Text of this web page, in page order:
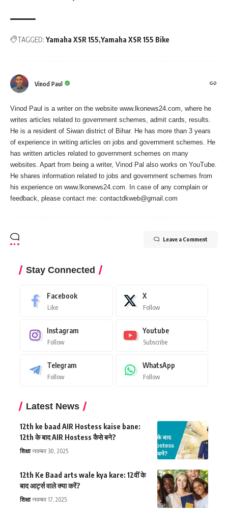
TAGGED: Yamaha XSR 155 Yamaha XSR 155 Bike
Vinod Paul
Vinod Paul is a writer on the website www.lkonews24.com, where he
writes articles related to government schemes, admit cards, results.
He is a resident of Siwan district of Bihar. He has more than 3 years
of experience in writing articles on jobs and government schemes. He
has written articles related to government schemes on many
websites. Apart from being a writer, Vinod Pal also works on YouTube.
He shares information related to jobs and government schemes from
his experience on www.lkonews24.com. In case of any complain or
feedback, please contact me: contactdkweb@gmail.com
Leave a Comment
Stay Connected
Facebook
Like
X
Follow
Instagram
Follow
Youtube
Subscribe
Telegram
Follow
WhatsApp
Follow
Latest News
12th ke baad AIR Hostess kaise bane:
12th के बाद AIR Hostess कैसे बने?
शिक्षा नवम्बर 30, 2025
12th Ke Baad arts wale kya kare: 12वीं के
बाद आर्ट्स वाले क्या करें?
शिक्षा नवम्बर 17, 2025